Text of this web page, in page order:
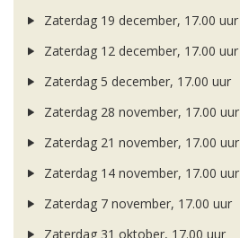
Zaterdag 19 december, 17.00 uur
Zaterdag 12 december, 17.00 uur
Zaterdag 5 december, 17.00 uur
Zaterdag 28 november, 17.00 uur
Zaterdag 21 november, 17.00 uur
Zaterdag 14 november, 17.00 uur
Zaterdag 7 november, 17.00 uur
Zaterdag 31 oktober, 17.00 uur